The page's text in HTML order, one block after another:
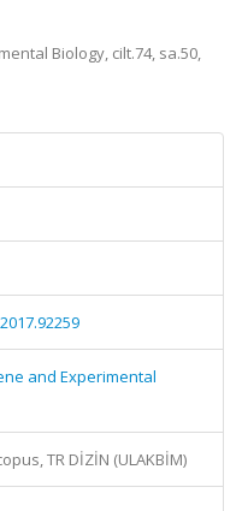
Biology, cilt.74, sa.50,
and Experimental
TR DİZİN (ULAKBİM)